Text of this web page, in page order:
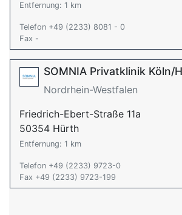
Entfernung: 1 km
Telefon +49 (2233) 8081 - 0
Fax -
SOMNIA Privatklinik Köln/
Nordrhein-Westfalen
Friedrich-Ebert-Straße 11a
50354 Hürth
Entfernung: 1 km
Telefon +49 (2233) 9723-0
Fax +49 (2233) 9723-199